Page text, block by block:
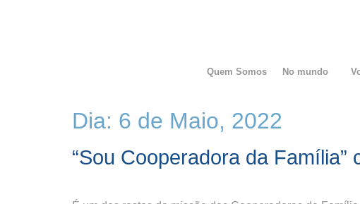
Quem Somos No mundo
Dia: 6 de Maio, 2022
“Sou Cooperadora da